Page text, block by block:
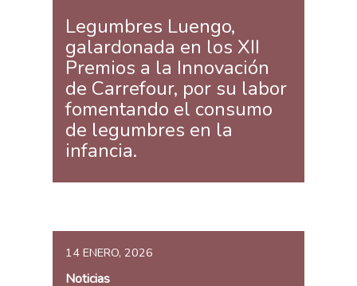
Legumbres Luengo,
galardonada en los XII
Premios a la Innovación
de Carrefour, por su labor
fomentando el consumo
de legumbres en la
infancia.
14 ENERO, 2026
Noticias